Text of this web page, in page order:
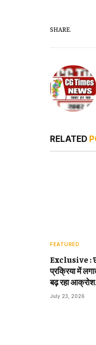
SHARE.
RELATED
FEATURED
Exclusive :
प्रक्रिया में
बढ़ रहा
July 23, 2026